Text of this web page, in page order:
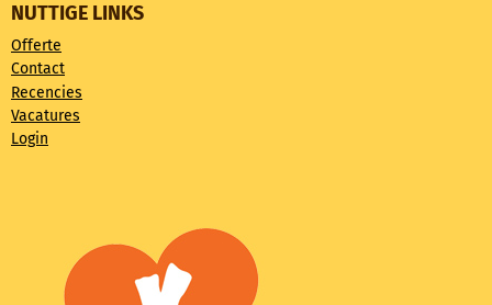
NUTTIGE LINKS
Offerte
Contact
Recencies
Vacatures
Login